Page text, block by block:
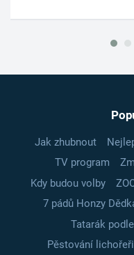
Jak zhubnout
TV program
Kdy budou volby
7 pádů Honzy
Tatarák
Pěstování